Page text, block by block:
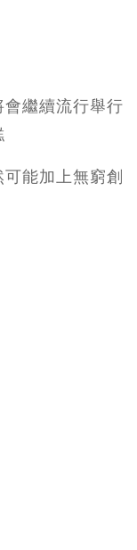
繼續流行舉行
能加上無窮創